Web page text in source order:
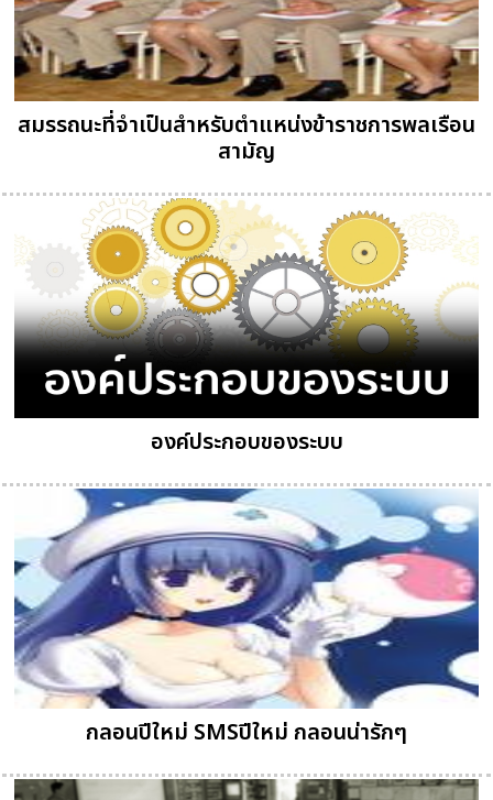
สมรรถนะที่จำเป็นสำหรับตำแหน่งข้าราชการพลเรือน
สามัญ
องค์ประกอบของระบบ
กลอนปีใหม่ SMSปีใหม่ กลอนน่ารักๆ